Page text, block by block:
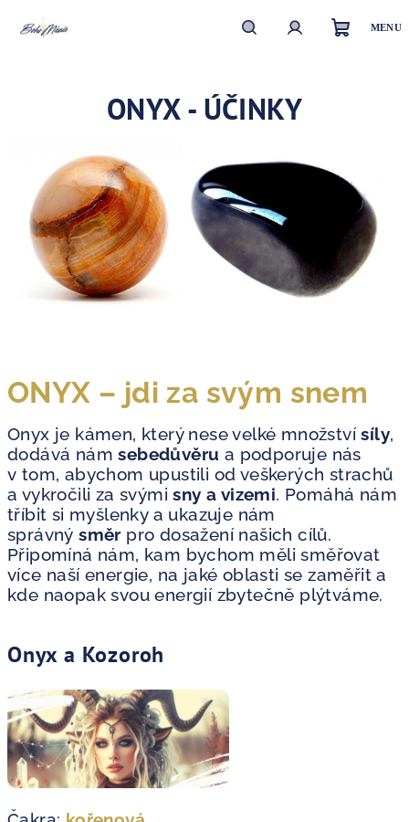
ONYX - ÚČINKY
ONYX – jdi za svým snem
Onyx je kámen, který nese velké množstvísíly,
dodává námsebedůvěru a podporuje nás
v tom, abychom upustili od veškerých strachů
a vykročili za svýmisny a vizemi. Pomáhá nám
tříbit si myšlenky a ukazuje nám
správnýsměr pro dosažení našich cílů.
Připomíná nám, kam bychom měli směřovat
více naší energie, na jaké oblasti se zaměřit a
kde naopak svou energií zbytečně plýtváme.
Onyx a Kozoroh